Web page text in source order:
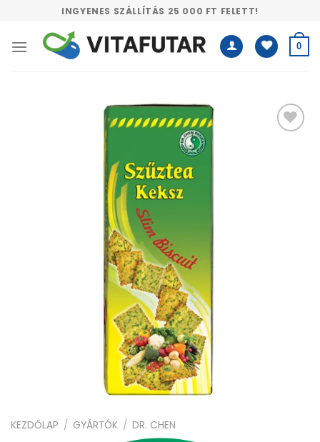
content
INGYENES SZÁLLÍTÁS 25 000 FT FELETT!
0
KEZDŐLAP / GYÁRTÓK / DR. CHEN